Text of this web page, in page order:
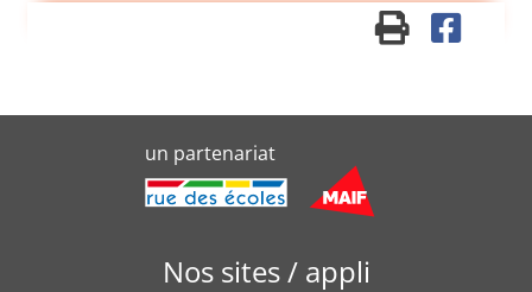
un partenariat
Nos sites / appli